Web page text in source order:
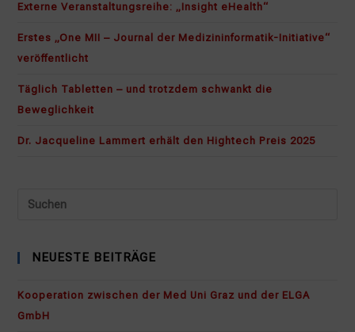
Externe Veranstaltungsreihe: „Insight eHealth“
Erstes „One MII – Journal der Medizininformatik-Initiative“
veröffentlicht
Täglich Tabletten – und trotzdem schwankt die
Beweglichkeit
Dr. Jacqueline Lammert erhält den Hightech Preis 2025
NEUESTE BEITRÄGE
Kooperation zwischen der Med Uni Graz und der ELGA
GmbH